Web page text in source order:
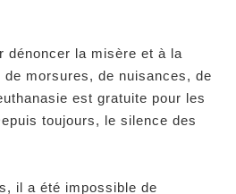
dénoncer la misère et à la
morsures, de nuisances, de
est gratuite pour les
toujours, le silence des
il a été impossible de